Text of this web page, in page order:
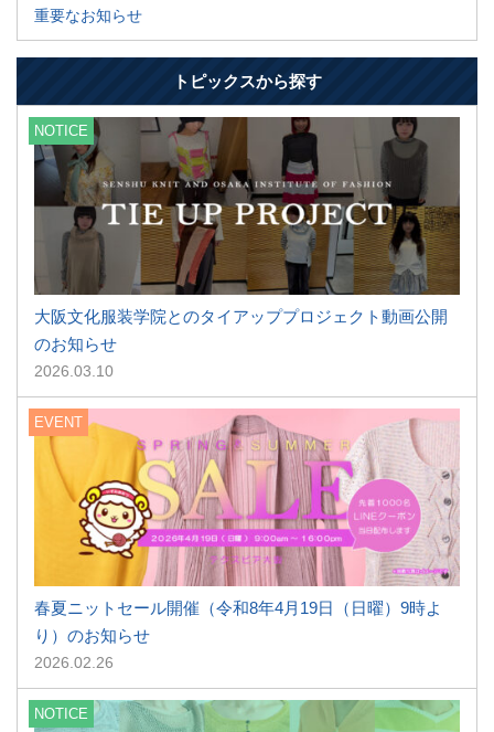
重要なお知らせ
トピックスから探す
NOTICE
大阪文化服装学院とのタイアッププロジェクト動画公開
のお知らせ
2026.03.10
EVENT
春夏ニットセール開催（令和8年4月19日（日曜）9時よ
り）のお知らせ
2026.02.26
NOTICE